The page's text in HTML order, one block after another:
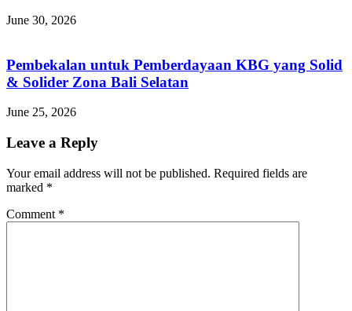
June 30, 2026
Pembekalan untuk Pemberdayaan KBG yang Solid
& Solider Zona Bali Selatan
June 25, 2026
Leave a Reply
Your email address will not be published. Required fields are
marked *
Comment *